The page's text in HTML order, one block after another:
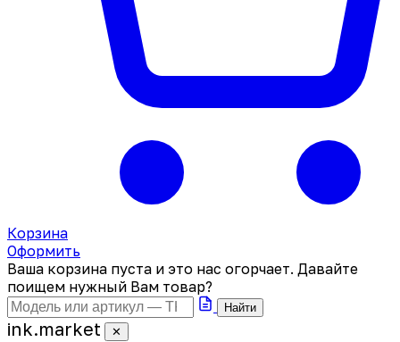
Корзина
Оформить
Ваша корзина пуста и это нас огорчает. Давайте
поищем нужный Вам товар?
Найти
ink.market ✕